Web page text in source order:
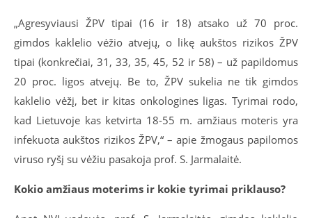
„Agresyviausi ŽPV tipai (16 ir 18) atsako už 70 proc.
gimdos kaklelio vėžio atvejų, o likę aukštos rizikos ŽPV
tipai (konkrečiai, 31, 33, 35, 45, 52 ir 58) – už papildomus
20 proc. ligos atvejų. Be to, ŽPV sukelia ne tik gimdos
kaklelio vėžį, bet ir kitas onkologines ligas. Tyrimai rodo,
kad Lietuvoje kas ketvirta 18-55 m. amžiaus moteris yra
infekuota aukštos rizikos ŽPV,“ – apie žmogaus papilomos
viruso ryšį su vėžiu pasakoja prof. S. Jarmalaitė.
Kokio amžiaus moterims ir kokie tyrimai priklauso?